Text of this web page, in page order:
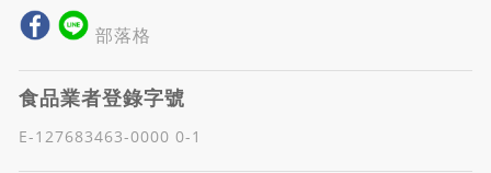
部落格
食品業者登錄字號
E-127683463-0000 0-1